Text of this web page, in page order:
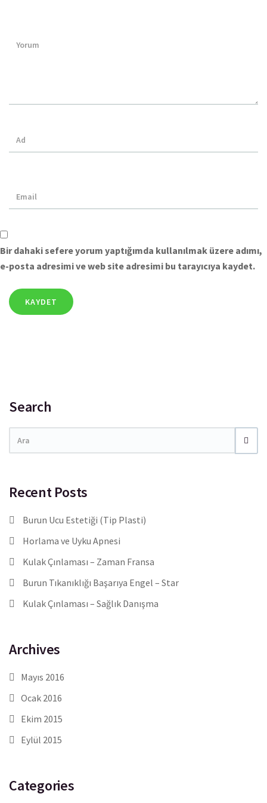
Bir dahaki sefere yorum yaptığımda kullanılmak üzere adımı,
e-posta adresimi ve web site adresimi bu tarayıcıya kaydet.
Search
Recent Posts
Burun Ucu Estetiği (Tip Plasti)
Horlama ve Uyku Apnesi
Kulak Çınlaması – Zaman Fransa
Burun Tıkanıklığı Başarıya Engel – Star
Kulak Çınlaması – Sağlık Danışma
Archives
Mayıs 2016
Ocak 2016
Ekim 2015
Eylül 2015
Categories